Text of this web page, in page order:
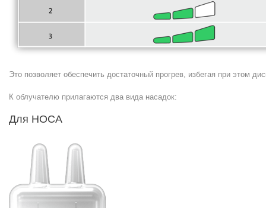
Это позволяет обеспечить достаточный прогрев, избегая при этом
К облучателю прилагаются два вида насадок:
Для НОСА